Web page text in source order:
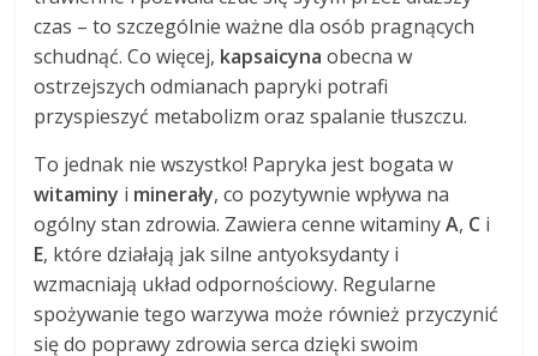
czas – to szczególnie ważne dla osób pragnących
schudnąć. Co więcej, kapsaicyna obecna w
ostrzejszych odmianach papryki potrafi
przyspieszyć metabolizm oraz spalanie tłuszczu.
To jednak nie wszystko! Papryka jest bogata w
witaminy i minerały, co pozytywnie wpływa na
ogólny stan zdrowia. Zawiera cenne witaminyA, C i
E, które działają jak silne antyoksydanty i
wzmacniają układ odpornościowy. Regularne
spożywanie tego warzywa może również przyczynić
się do poprawy zdrowia serca dzięki swoim